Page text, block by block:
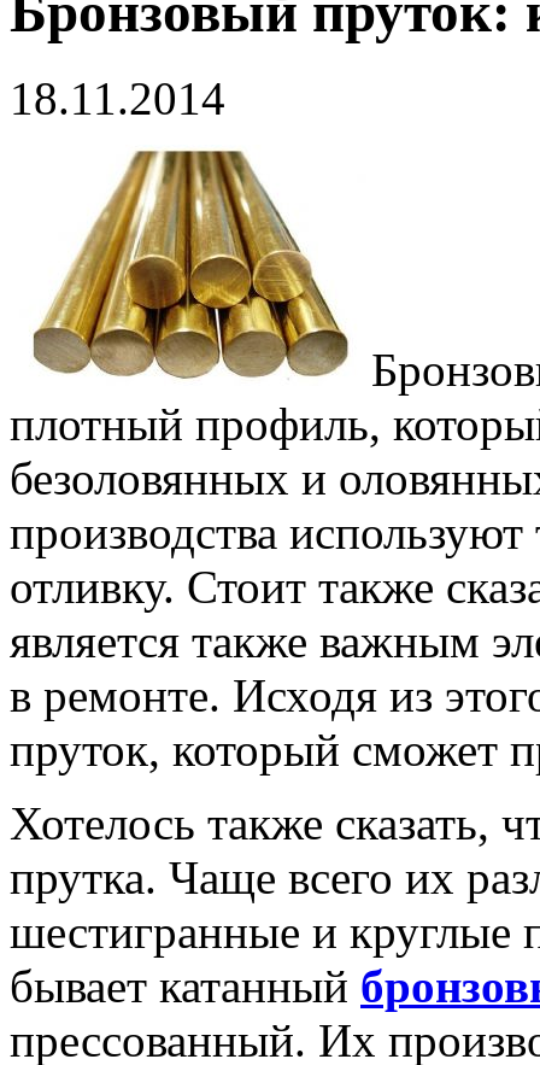
Бронзовый пруток:
18.11.2014
плотный профиль,
безоловянных и
производства
отливку. Стоит также
является также важным
в ремонте. Исходя из
пруток, который сможет
Хотелось также сказать,
прутка. Чаще всего их
шестигранные и круглые
бывает катанный
прессованный. Их